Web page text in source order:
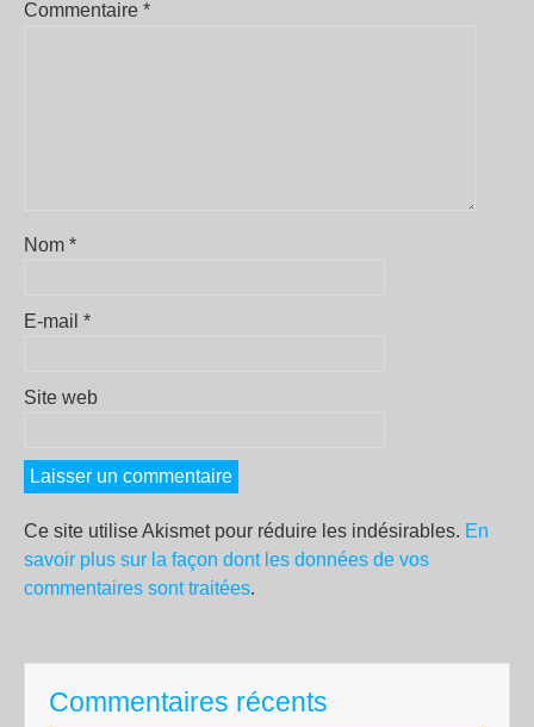
Commentaire *
Nom *
E-mail *
Site web
Ce site utilise Akismet pour réduire les indésirables. En
savoir plus sur la façon dont les données de vos
commentaires sont traitées.
Commentaires récents